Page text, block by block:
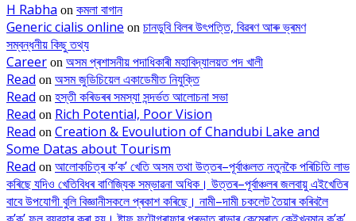
H Rabha on কমলা বাগান
Generic cialis online on চানডুবি বিলৰ উৎপত্তি, বিৱৰণ আৰু ভ্ৰমণ
সম্বন্ধনীয় কিছু তথ্য
Career on অসম প্ৰশাসনীয় পদাধিকাৰী মহাবিদ্যালয়ত পদ খালী
Read on অসম জুডিচিয়েল একাডেমীত নিযুক্তি
Read on হস্তী কৰিডৰৰ সমস্যা সন্দৰ্ভত আলোচনা সভা
Read on Rich Potential, Poor Vision
Read on Creation & Evoulution of Chandubi Lake and
Some Datas about Tourism
Read on আলোকচিত্ৰ ক’ক’ খেতি অসম তথা উত্তৰ–পূৰ্বাঞ্চলত নতুনকৈ পৰিচিতি লাভ
কৰিছে যদিও খেতিবিধৰ বাণিজ্যিক সম্ভাৱনা অধিক। উত্তৰ–পূৰ্বাঞ্চলৰ জলবায়ু এইখেতিৰ
বাবে উপযোগী বুলি বিজ্ঞানীসকলে প্ৰকাশ কৰিছে। নামী–দামী চকলেট তৈয়াৰ কৰিবলৈ